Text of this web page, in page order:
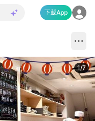
下載App
1/7